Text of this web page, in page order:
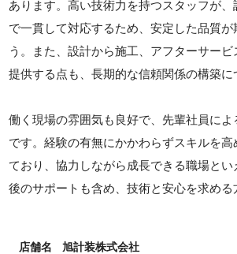
あります。高い技術力を持つスタッフが、
で一貫して対応するため、安定した品質が
う。また、設計から施工、アフターサー
提供する点も、長期的な信頼関係の構築に
働く現場の雰囲気も良好で、先輩社員に
です。経験の有無にかかわらずスキルを高
ており、協力しながら成長できる職場とい
後のサポートも含め、技術と安心を求める
店舗名 旭計装株式会社